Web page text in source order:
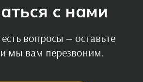
с нами
есть вопросы — оставьте
и мы вам перезвоним.